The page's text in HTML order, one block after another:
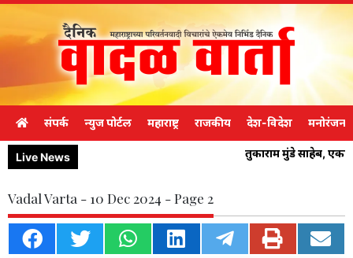
संपर्क न्युज पोर्टल महाराष्ट्र राजकीय देश-विदेश मनोरंजन
Live News तुकाराम मुंडे साहेब,
Vadal Varta - 10 Dec 2024 - Page 2